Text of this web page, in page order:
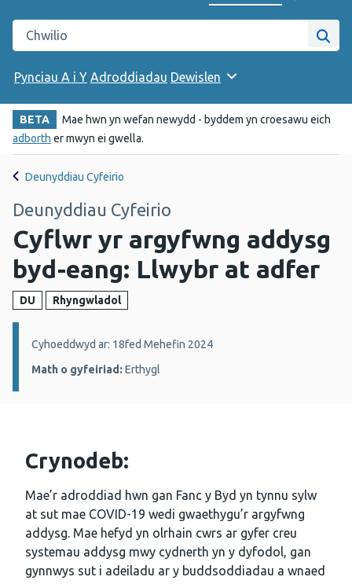
Newid iaith y wefan
Chwilio gwefan Iechyd Cyhoeddus Cymru
Pynciau A i Y Adroddiadau Dewislen
BETA
Mae hwn yn wefan newydd - byddem yn croesawu eich
adborth er mwyn ei gwella.
Deunyddiau Cyfeirio
Deunyddiau Cyfeirio
Cyflwr yr argyfwng addysg
byd-eang: Llwybr at adfer
DU Rhyngwladol
Manylion:
Cyhoeddwyd ar: 18fed Mehefin 2024
Math o gyfeiriad: Erthygl
Crynodeb:
Mae’r adroddiad hwn gan Fanc y Byd yn tynnu sylw
at sut mae COVID-19 wedi gwaethygu’r argyfwng
addysg. Mae hefyd yn olrhain cwrs ar gyfer creu
systemau addysg mwy cydnerth yn y dyfodol, gan
gynnwys sut i adeiladu ar y buddsoddiadau a wnaed